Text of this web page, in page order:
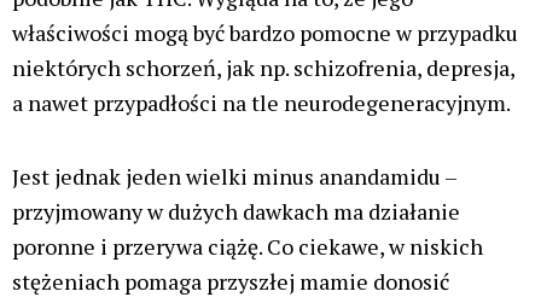
właściwości mogą być bardzo pomocne w przypadku
niektórych schorzeń, jak np. schizofrenia, depresja,
a nawet przypadłości na tle neurodegeneracyjnym.
Jest jednak jeden wielki minus anandamidu –
przyjmowany w dużych dawkach ma działanie
poronne i przerywa ciążę. Co ciekawe, w niskich
stężeniach pomaga przyszłej mamie donosić